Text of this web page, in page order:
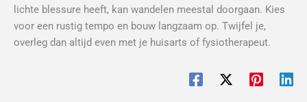
lichte blessure heeft, kan wandelen meestal doorgaan. Kies
voor een rustig tempo en bouw langzaam op. Twijfel je,
overleg dan altijd even met je huisarts of fysiotherapeut.